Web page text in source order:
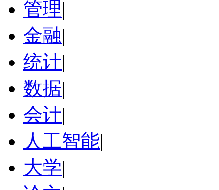
管理|
金融|
统计|
数据|
会计|
人工智能|
大学|